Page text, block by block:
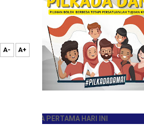
A- A+
PERTAMA HARI INI